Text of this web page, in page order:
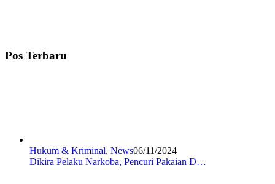
Pos Terbaru
Hukum & Kriminal, News06/11/2024
Dikira Pelaku Narkoba, Pencuri Pakaian D…